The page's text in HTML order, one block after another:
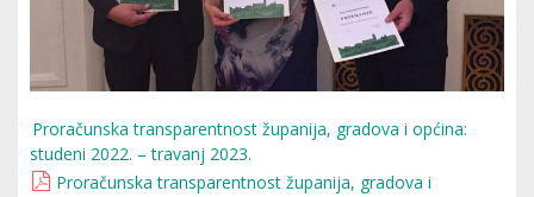
Proračunska transparentnost županija, gradova i općina:
studeni 2022. – travanj 2023.
Proračunska transparentnost županija, gradova i